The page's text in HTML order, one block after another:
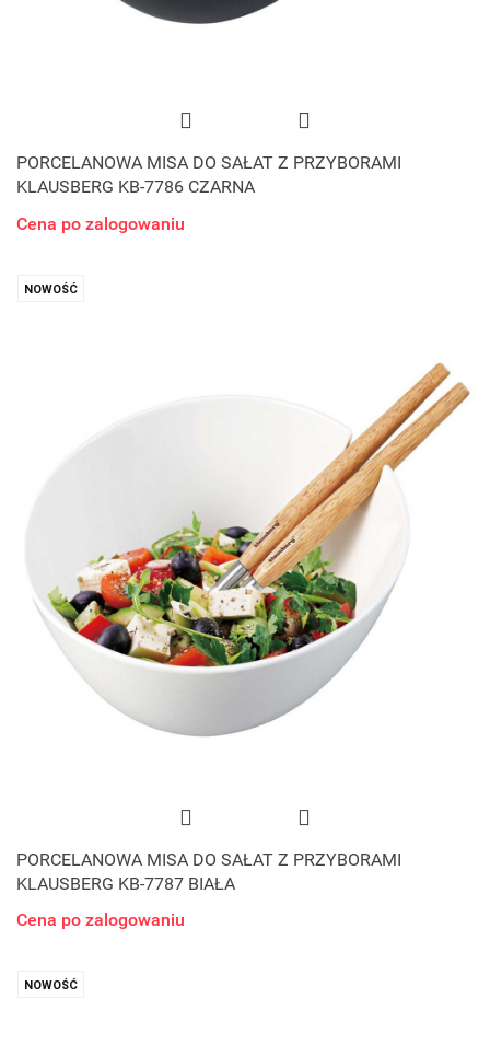
PORCELANOWA MISA DO SAŁAT Z PRZYBORAMI
KLAUSBERG KB-7786 CZARNA
Cena po zalogowaniu
NOWOŚĆ
PORCELANOWA MISA DO SAŁAT Z PRZYBORAMI
KLAUSBERG KB-7787 BIAŁA
Cena po zalogowaniu
NOWOŚĆ